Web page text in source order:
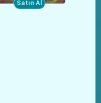
Satın Al